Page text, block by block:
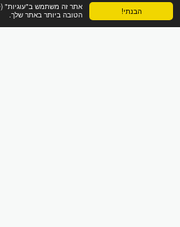
הבנתי!
הטובה ביותר באתר שלך.